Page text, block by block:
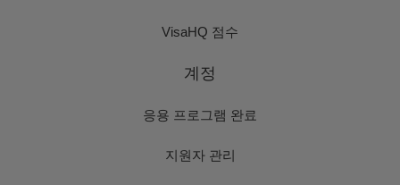
VisaHQ 점수
계정
응용 프로그램 완료
지원자 관리